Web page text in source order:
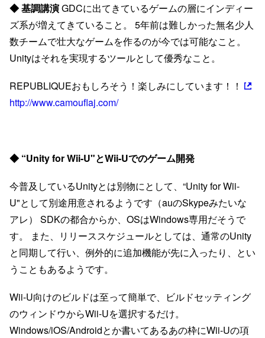
◆ 基調講演GDCに出てきているゲームの層にインディー
ズ系が増えてきていること。 5年前は難しかった無名少人
数チームで壮大なゲームを作るのが今では可能なこと。
Unityはそれを実現するツールとして優秀なこと。
REPUBLIQUEおもしろそう！楽しみにしています！！
http://www.camouflaj.com/
◆ “Unity for Wii-U"とWii-Uでのゲーム開発
今普及しているUnityとは別物にとして、“Unity for Wii-
U"として別途用意されるようです（auのSkypeみたいな
アレ） SDKの都合からか、OSはWindows専用だそうで
す。 また、リリーススケジュールとしては、通常のUnity
と同期して行い、例外的に追加機能が先に入ったり、とい
うこともあるようです。
Wii-U向けのビルドは至って簡単で、ビルドセッティング
のウィンドウからWii-Uを選択するだけ。
Windows/iOS/Androidとか書いてあるあの枠にWii-Uの項